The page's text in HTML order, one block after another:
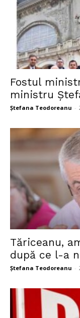
Fostul
ministru
Ștefana Teodoreanu -
Tăriceanu,
după ce l-a
Ștefana Teodoreanu -